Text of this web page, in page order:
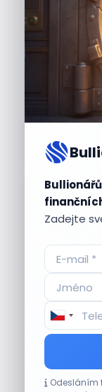
Zadejte
Odesláním
Plány